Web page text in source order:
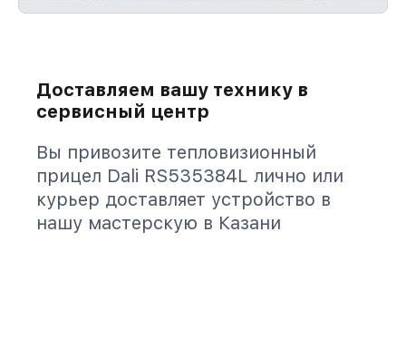
Доставляем вашу технику в
сервисный центр
Вы привозите тепловизионный
прицел Dali RS535384L лично или
курьер доставляет устройство в
нашу мастерскую в Казани